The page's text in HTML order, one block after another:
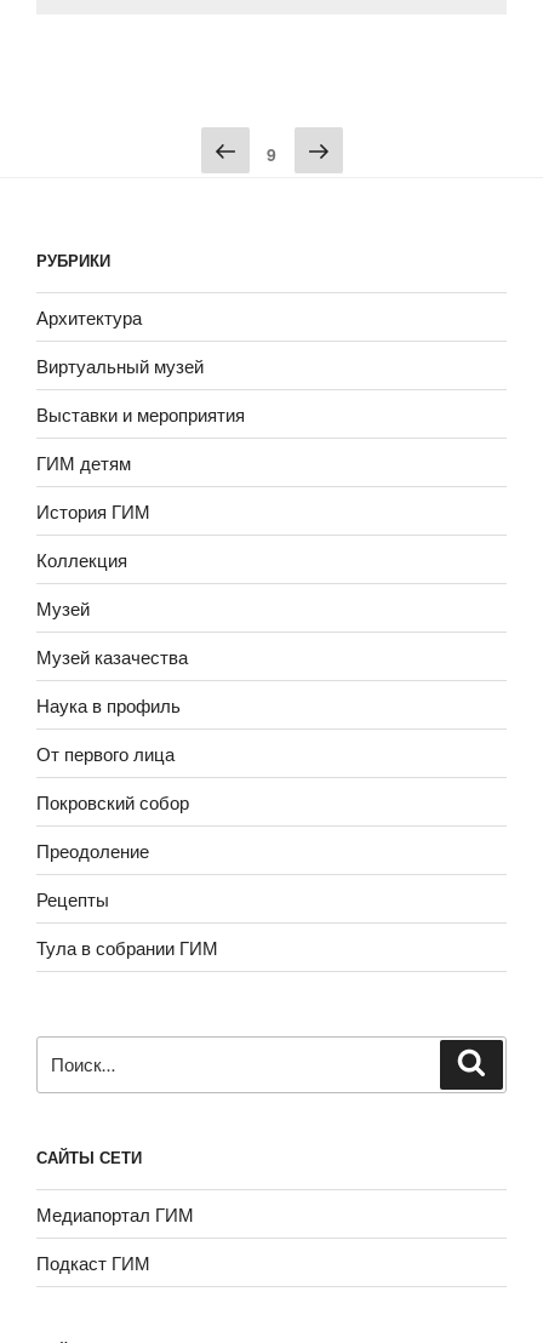
9
РУБРИКИ
Архитектура
Виртуальный музей
Выставки и мероприятия
ГИМ детям
История ГИМ
Коллекция
Музей
Музей казачества
Наука в профиль
От первого лица
Покровский собор
Преодоление
Рецепты
Тула в собрании ГИМ
САЙТЫ СЕТИ
Медиапортал ГИМ
Подкаст ГИМ